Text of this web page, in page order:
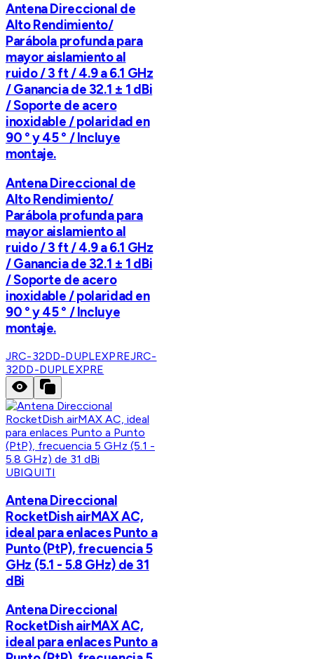
Antena Direccional de
Alto Rendimiento/
Parábola profunda para
mayor aislamiento al
ruido / 3 ft / 4.9 a 6.1 GHz
/ Ganancia de 32.1 ± 1 dBi
/ Soporte de acero
inoxidable / polaridad en
90 ° y 45 ° / Incluye
montaje.
Antena Direccional de
Alto Rendimiento/
Parábola profunda para
mayor aislamiento al
ruido / 3 ft / 4.9 a 6.1 GHz
/ Ganancia de 32.1 ± 1 dBi
/ Soporte de acero
inoxidable / polaridad en
90 ° y 45 ° / Incluye
montaje.
JRC-32DD-DUPLEXPREJRC-
32DD-DUPLEXPRE
UBIQUITI
Antena Direccional
RocketDish airMAX AC,
ideal para enlaces Punto a
Punto (PtP), frecuencia 5
GHz (5.1 - 5.8 GHz) de 31
dBi
Antena Direccional
RocketDish airMAX AC,
ideal para enlaces Punto a